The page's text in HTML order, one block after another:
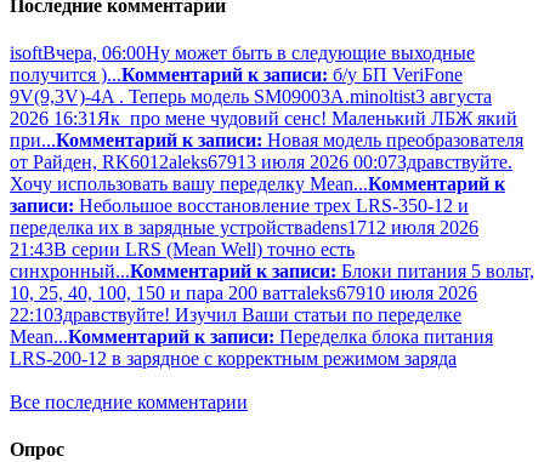
Последние комментарии
isoftВчера, 06:00Ну может быть в следующие выходные
получится )...Комментарий к записи: б/у БП VeriFone
9V(9,3V)-4A . Теперь модель SM09003A.minoltist3 августа
2026 16:31 Як про мене чудовий сенс! Маленький ЛБЖ який
при...Комментарий к записи: Новая модель преобразователя
от Райден, RK6012aleks67913 июля 2026 00:07Здравствуйте.
Хочу использовать вашу переделку Mean...Комментарий к
записи: Небольшое восстановление трех LRS-350-12 и
переделка их в зарядные устройстваdens1712 июля 2026
21:43В серии LRS (Mean Well) точно есть
синхронный...Комментарий к записи: Блоки питания 5 вольт,
10, 25, 40, 100, 150 и пара 200 ваттaleks67910 июля 2026
22:10Здравствуйте! Изучил Ваши статьи по переделке
Mean...Комментарий к записи: Переделка блока питания
LRS-200-12 в зарядное с корректным режимом заряда
Все последние комментарии
Опрос